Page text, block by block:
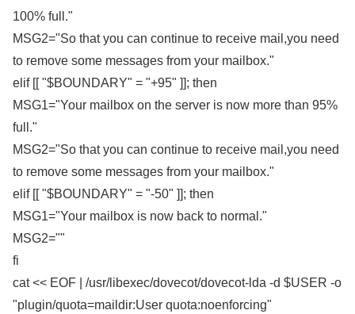
100% full."
MSG2="So that you can continue to receive mail,you need
to remove some messages from your mailbox."
elif [[ "$BOUNDARY" = "+95" ]]; then
MSG1="Your mailbox on the server is now more than 95%
full."
MSG2="So that you can continue to receive mail,you need
to remove some messages from your mailbox."
elif [[ "$BOUNDARY" = "-50" ]]; then
MSG1="Your mailbox is now back to normal."
MSG2=""
fi
cat << EOF | /usr/libexec/dovecot/dovecot-lda -d $USER -o
"plugin/quota=maildir:User quota:noenforcing"